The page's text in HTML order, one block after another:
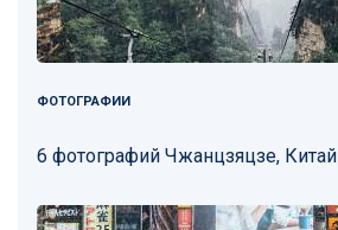
ФОТОГРАФИИ
6 фотографий Чжанцзяцзе, Китай